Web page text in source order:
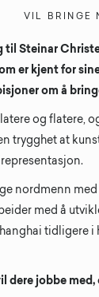
VIL BRINGE
til Steinar
er kjent for
om å
og flatere,
trygghet at
nordmenn
med å
tidligere
dere jobbe